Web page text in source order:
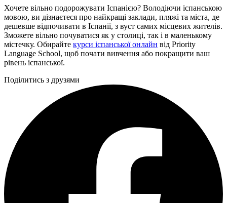
Хочете вільно подорожувати Іспанією? Володіючи іспанською
мовою, ви дізнаєтеся про найкращі заклади, пляжі та міста, де
дешевше відпочивати в Іспанії, з вуст самих місцевих жителів.
Зможете вільно почуватися як у столиці, так і в маленькому
містечку. Обирайте курси іспанської онлайн від Priority
Language School, щоб почати вивчення або покращити ваш
рівень іспанської.
Поділитись з друзями